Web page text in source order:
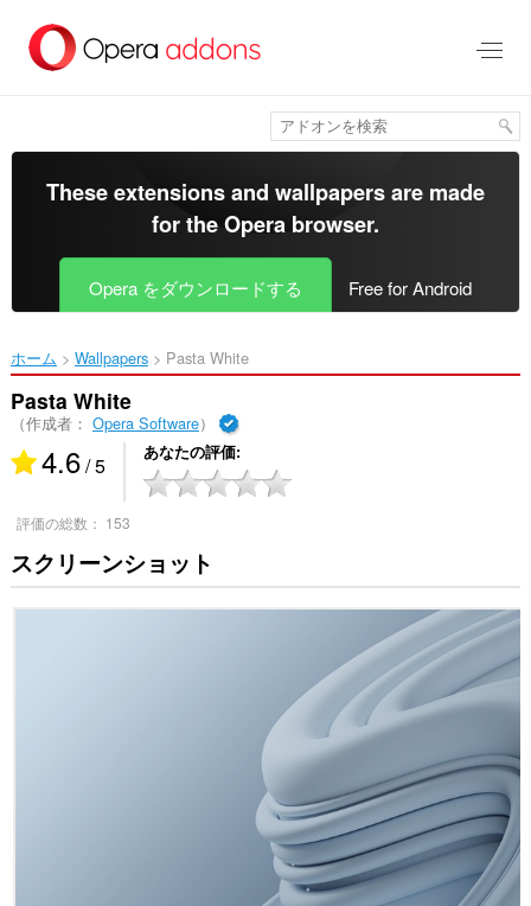
メ
ツ
移
動
These extensions and wallpapers are made
for theOpera browser.
Opera をダウンロードする Free for Android
ホーム Wallpapers Pasta White‎
Pasta White
（作成者： Opera Software）
4.6/ 5 あなたの評価
評価の総数： 153
スクリーンショット